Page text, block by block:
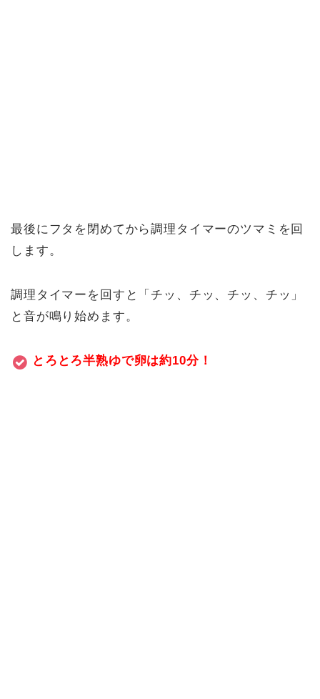
最後にフタを閉めてから調理タイマーのツマミを回
します。
調理タイマーを回すと「チッ、チッ、チッ、チッ」
と音が鳴り始めます。
とろとろ半熟ゆで卵は約10分！